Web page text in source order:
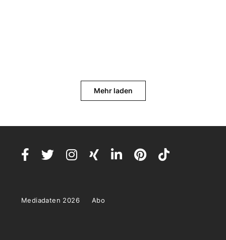
Mehr laden
Mediadaten 2026 Abo